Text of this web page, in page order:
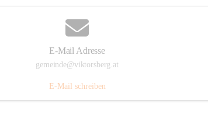
E-Mail Adresse
gemeinde@viktorsberg.at
E-Mail schreiben